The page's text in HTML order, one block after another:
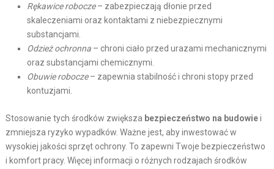
Rękawice robocze– zabezpieczają dłonie przed
skaleczeniami oraz kontaktami z niebezpiecznymi
substancjami.
Odzież ochronna– chroni ciało przed urazami mechanicznymi
oraz substancjami chemicznymi.
Obuwie robocze– zapewnia stabilność i chroni stopy przed
kontuzjami.
Stosowanie tych środków zwiększa bezpieczeństwo na budowiei
zmniejsza ryzyko wypadków. Ważne jest, aby inwestować w
wysokiej jakości sprzęt ochrony. To zapewni Twoje bezpieczeństwo
i komfort pracy. Więcej informacji o różnych rodzajach środków